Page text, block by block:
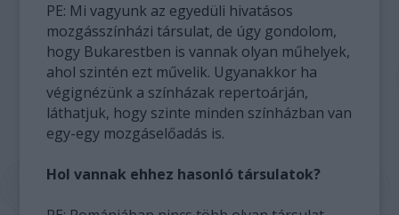
PE: Mi vagyunk az egyedüli hivatásos
mozgásszínházi társulat, de úgy gondolom,
hogy Bukarestben is vannak olyan műhelyek,
ahol szintén ezt művelik. Ugyanakkor ha
végignézünk a színházak repertoárján,
láthatjuk, hogy szinte minden színházban van
egy-egy mozgáselőadás is.
Hol vannak ehhez hasonló társulatok?